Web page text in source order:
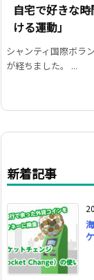
自宅で好きな
ける運動」
シャンティ国際ボラ
が経ちました。 ...
新着記事